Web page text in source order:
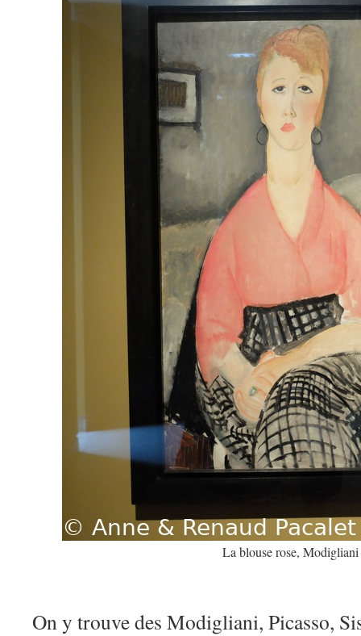
La blouse rose, Modigliani
On y trouve des Modigliani, Picasso,